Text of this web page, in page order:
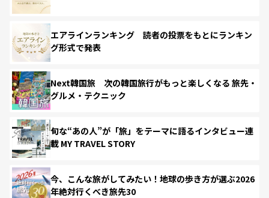
エアラインランキング 読者の投票をもとにランキン
グ形式で発表
Next韓国旅 次の韓国旅行がもっと楽しくなる 旅先・
グルメ・テクニック
旬な“あの人”が「旅」をテーマに語るインタビュー連
載 MY TRAVEL STORY
今、こんな旅がしてみたい！地球の歩き方が選ぶ2026
年絶対行くべき旅先30